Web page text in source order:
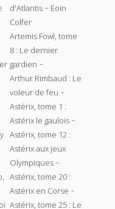
d'Atlantis - Eoin
Colfer
Artemis Fowl, tome
8 : Le dernier
gardien -
Arthur Rimbaud : Le
voleur de feu -
Astérix, tome 1 :
Astérix le gaulois -
Astérix, tome 12 :
Astérix aux jeux
Olympiques -
Astérix, tome 20 :
Astérix en Corse -
Astérix, tome 25 : Le